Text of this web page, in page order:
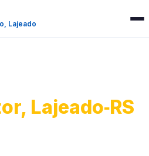
Lajeado
Lajeado‑RS